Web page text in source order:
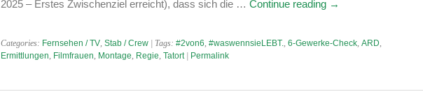
2025 – Erstes Zwischenziel erreicht), dass sich die … Continue reading →
Categories: Fernsehen / TV, Stab / Crew| Tags: #2von6, #waswennsieLEBT., 6-Gewerke-Check, ARD,
Ermittlungen, Filmfrauen, Montage, Regie, Tatort| Permalink